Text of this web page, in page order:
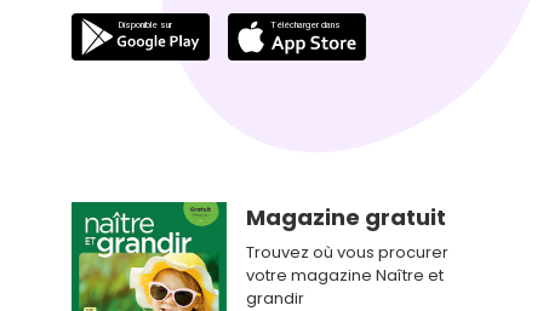
Magazine gratuit
Trouvez où vous procurer
votre magazine Naître et
grandir